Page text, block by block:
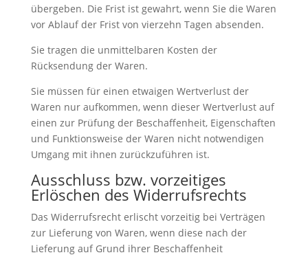
übergeben. Die Frist ist gewahrt, wenn Sie die Waren
vor Ablauf der Frist von vierzehn Tagen absenden.
Sie tragen die unmittelbaren Kosten der
Rücksendung der Waren.
Sie müssen für einen etwaigen Wertverlust der
Waren nur aufkommen, wenn dieser Wertverlust auf
einen zur Prüfung der Beschaffenheit, Eigenschaften
und Funktionsweise der Waren nicht notwendigen
Umgang mit ihnen zurückzuführen ist.
Ausschluss bzw. vorzeitiges
Erlöschen des Widerrufsrechts
Das Widerrufsrecht erlischt vorzeitig bei Verträgen
zur Lieferung von Waren, wenn diese nach der
Lieferung auf Grund ihrer Beschaffenheit